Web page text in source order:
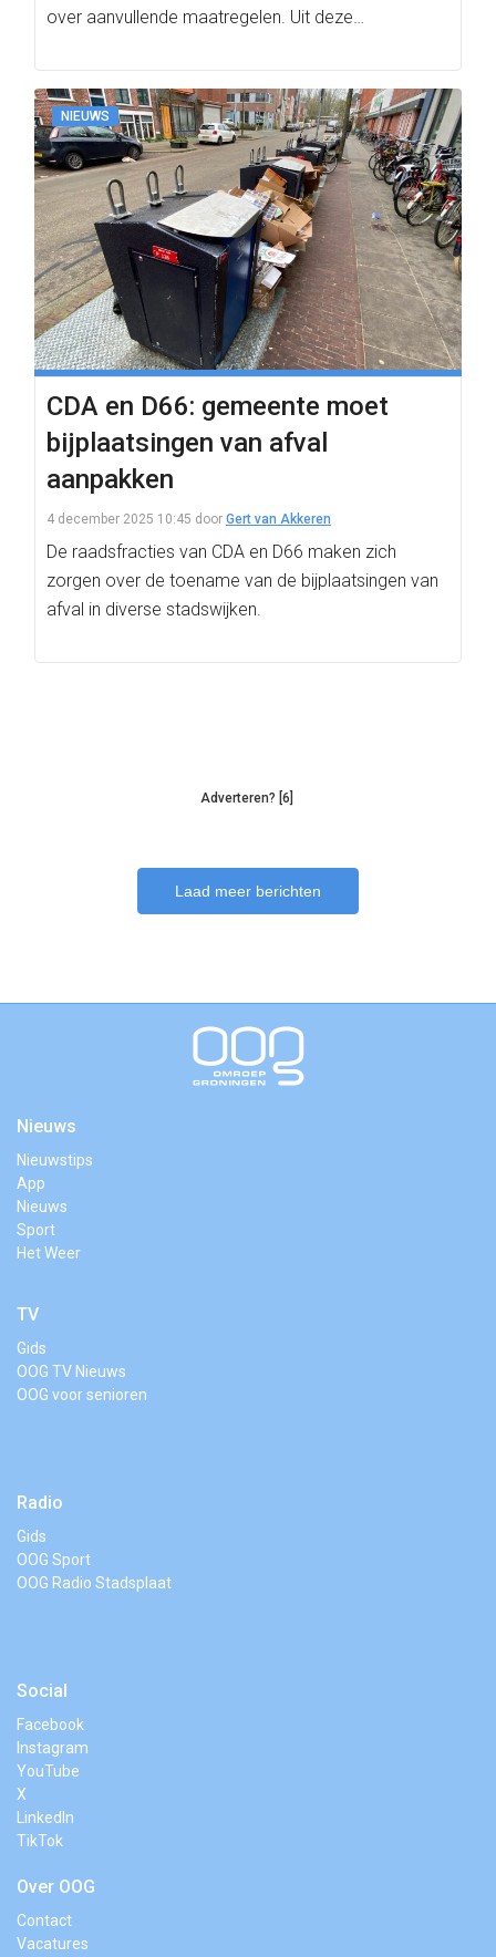
over aanvullende maatregelen. Uit deze…
NIEUWS
CDA en D66: gemeente moet
bijplaatsingen van afval
aanpakken
4 december 2025 10:45 door Gert van Akkeren
De raadsfracties van CDA en D66 maken zich
zorgen over de toename van de bijplaatsingen van
afval in diverse stadswijken.
Adverteren? [6]
Laad meer berichten
Nieuws
Nieuwstips
App
Nieuws
Sport
Het Weer
TV
Gids
OOG TV Nieuws
OOG voor senioren
Radio
Gids
OOG Sport
OOG Radio Stadsplaat
Social
Facebook
Instagram
YouTube
X
LinkedIn
TikTok
Over OOG
Contact
Vacatures